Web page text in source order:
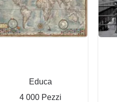
Educa
4 000 Pezzi